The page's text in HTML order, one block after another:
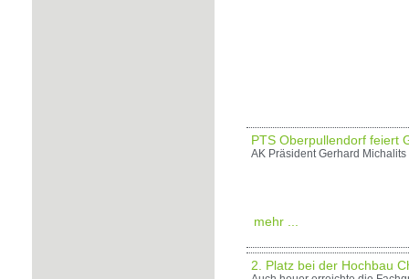
PTS Oberpullendorf feiert
AK Präsident Gerhard Michalits
mehr ...
2. Platz bei der Hochbau